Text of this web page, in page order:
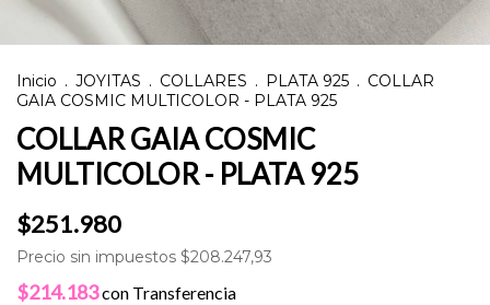
Inicio . JOYITAS . COLLARES . PLATA 925 . COLLAR
GAIA COSMIC MULTICOLOR - PLATA 925
COLLAR GAIA COSMIC
MULTICOLOR - PLATA 925
$251.980
Precio sin impuestos $208.247,93
$214.183con Transferencia